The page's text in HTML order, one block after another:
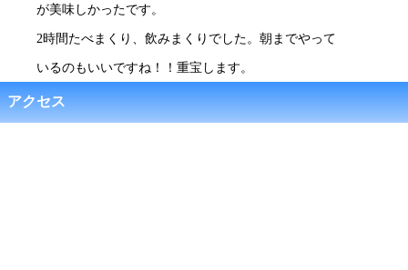
が美味しかったです。
2時間たべまくり、飲みまくりでした。朝までやって
いるのもいいですね！！重宝します。
アクセス